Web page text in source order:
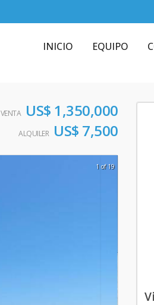
INICIO EQUIPO
VENTA US$ 1,350,000
ALQUILER US$ 7,500
1 of 19